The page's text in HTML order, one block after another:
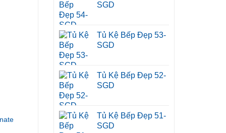
SGD
Tủ Kệ Bếp Đẹp 53-
SGD
Tủ Kệ Bếp Đẹp 52-
SGD
Tủ Kệ Bếp Đẹp 51-
SGD